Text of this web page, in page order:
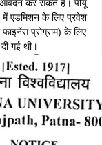
आवेदन कर सकते हैं। पीयू
में एडमिशन के लिए प्रवेश
प्रोग्राम) के लिए
गई थी।